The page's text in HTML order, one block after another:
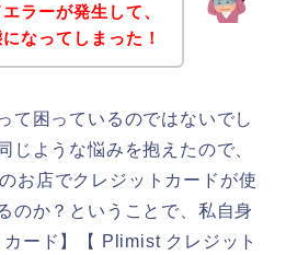
ラーが発生して、
なってしまった！
て困っているのではないでし
じような悩みを抱えたので、
お店でクレジットカードが使
のか？ということで、私自身
ード】【 Plimist クレジット